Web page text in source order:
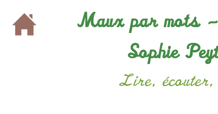
Maux par mots
Sophie
Lire,